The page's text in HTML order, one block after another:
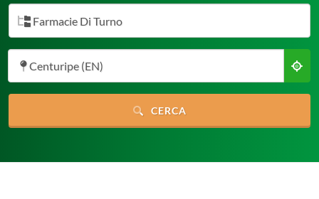
Farmacie Di Turno
Centuripe (EN)
CERCA